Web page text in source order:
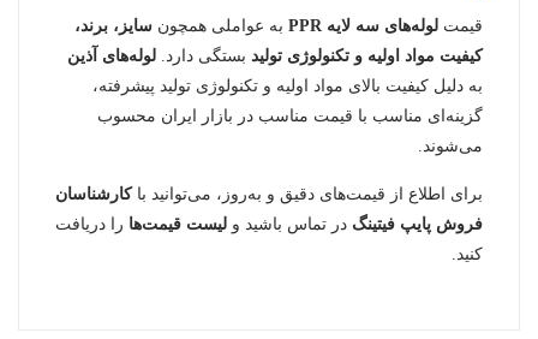
قیمت لوله‌های سه لایه PPR به عواملی همچون سایز، برند،
کیفیت مواد اولیه و تکنولوژی تولید بستگی دارد. لوله‌های آذین
به دلیل کیفیت بالای مواد اولیه و تکنولوژی تولید پیشرفته،
گزینه‌ای مناسب با قیمت مناسب در بازار ایران محسوب
می‌شوند.
برای اطلاع از قیمت‌های دقیق و به‌روز، می‌توانید باکارشناسان
فروش پایپ فیتینگ در تماس باشید و لیست قیمت‌ها را دریافت
کنید.